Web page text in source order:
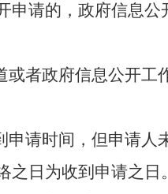
申请的，政府信息
或者政府信息公开
申请时间，但申请
之日为收到申请之日